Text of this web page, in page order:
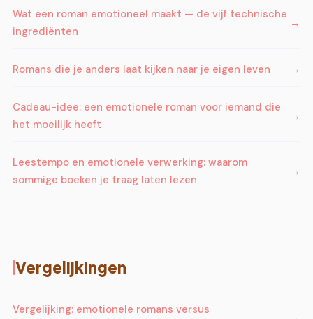
Wat een roman emotioneel maakt — de vijf technische
ingrediënten
Romans die je anders laat kijken naar je eigen leven
Cadeau-idee: een emotionele roman voor iemand die
het moeilijk heeft
Leestempo en emotionele verwerking: waarom
sommige boeken je traag laten lezen
Vergelijkingen
Vergelijking: emotionele romans versus